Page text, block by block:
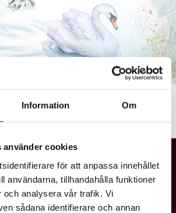
Information Om
använder cookies
för att anpassa innehållet
användarna, tillhandahålla funktioner
och analysera vår trafik. Vi
sådana identifierare och annan
Karjaan lukiossa juhlistettiin Suomen
uusia ylioppilaita. Käsiohjelman kannen on
Helena Blomster.